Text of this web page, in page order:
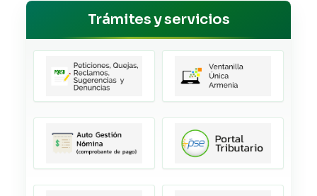
Trámites y servicios